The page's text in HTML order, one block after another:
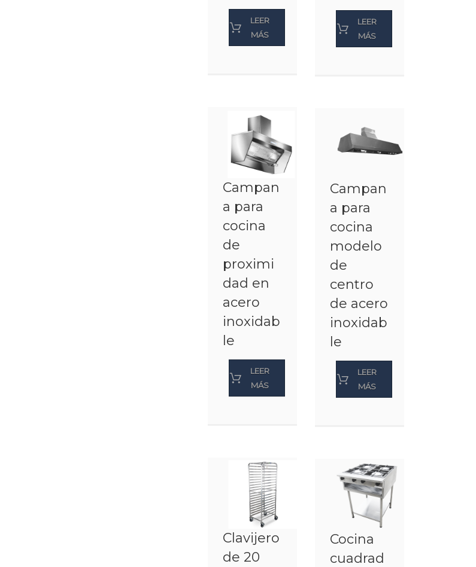
LEER
MÁS
LEER
MÁS
Campan
a para
cocina
de
proximi
dad en
acero
inoxidab
le
LEER
MÁS
Campan
a para
cocina
modelo
de
centro
de acero
inoxidab
le
LEER
MÁS
Clavijero
de 20
Cocina
cuadrad